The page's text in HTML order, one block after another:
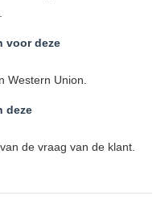
voor deze
Western Union.
deze
de vraag van de klant.